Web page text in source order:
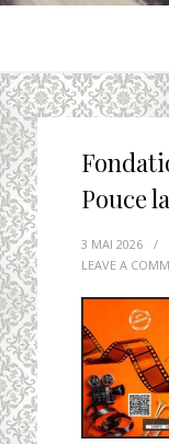
Pouce
3 MAI 2026 /
LEAVE A